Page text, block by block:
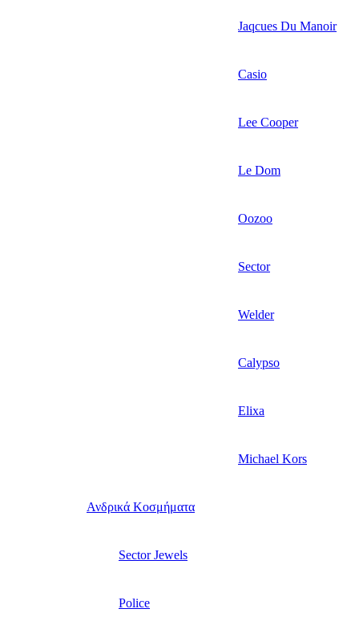
Jaqcues Du Manoir
Casio
Lee Cooper
Le Dom
Oozoo
Sector
Welder
Calypso
Elixa
Michael Kors
Ανδρικά Κοσμήματα
Sector Jewels
Police